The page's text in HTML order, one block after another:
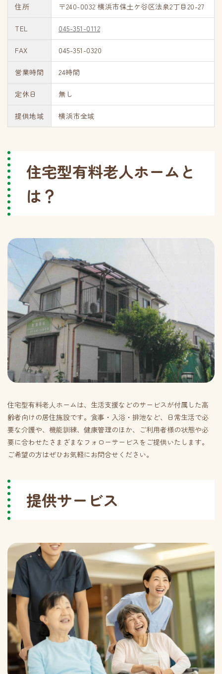
住所 〒240-0032 横浜市保土ケ谷区法泉2丁目20-27
TEL 045-351-0112
FAX 045-351-0320
営業時間 24時間
定休日 無し
提供地域 横浜市全域
住宅型有料老人ホームと
は？
住宅型有料老人ホームは、生活支援などのサービスが付属した高
齢者向けの居住施設です。食事・入浴・排泄など、日常生活で必
要な介護や、機能訓練、健康管理のほか、ご利用者様の状態や必
要に合わせたさまざまなフォローサービスをご提供いたします。
ご希望の方はぜひお気軽にお問合せください。
提供サービス